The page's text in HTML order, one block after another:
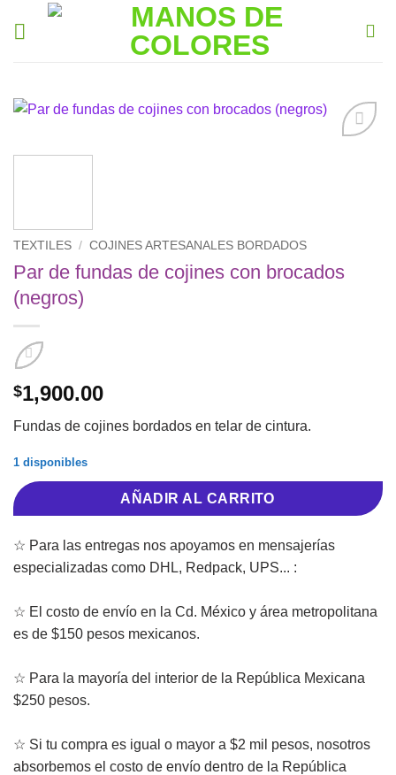
TEXTILES / COJINES ARTESANALES BORDADOS
Par de fundas de cojines con brocados
(negros)
$1,900.00
Fundas de cojines bordados en telar de cintura.
1 disponibles
AÑADIR AL CARRITO
☆ Para las entregas nos apoyamos en mensajerías
especializadas como DHL, Redpack, UPS... :
☆ El costo de envío en la Cd. México y área metropolitana
es de $150 pesos mexicanos.
☆ Para la mayoría del interior de la República Mexicana
$250 pesos.
☆ Si tu compra es igual o mayor a $2 mil pesos, nosotros
absorbemos el costo de envío dentro de la República